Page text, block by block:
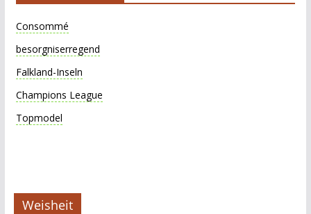
Consommé
besorgniserregend
Falkland-Inseln
Champions League
Topmodel
Weisheit